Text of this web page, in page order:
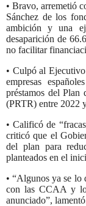
• Bravo, arremetió
Sánchez de los
ambición y una
desaparición de
no facilitar
• Culpó al
empresas
préstamos del Plan
(PRTR) entre 2022
• Calificó de
criticó que el
del plan para
planteados en el
• “Algunos ya se lo
con las CCAA y
anunciado”,